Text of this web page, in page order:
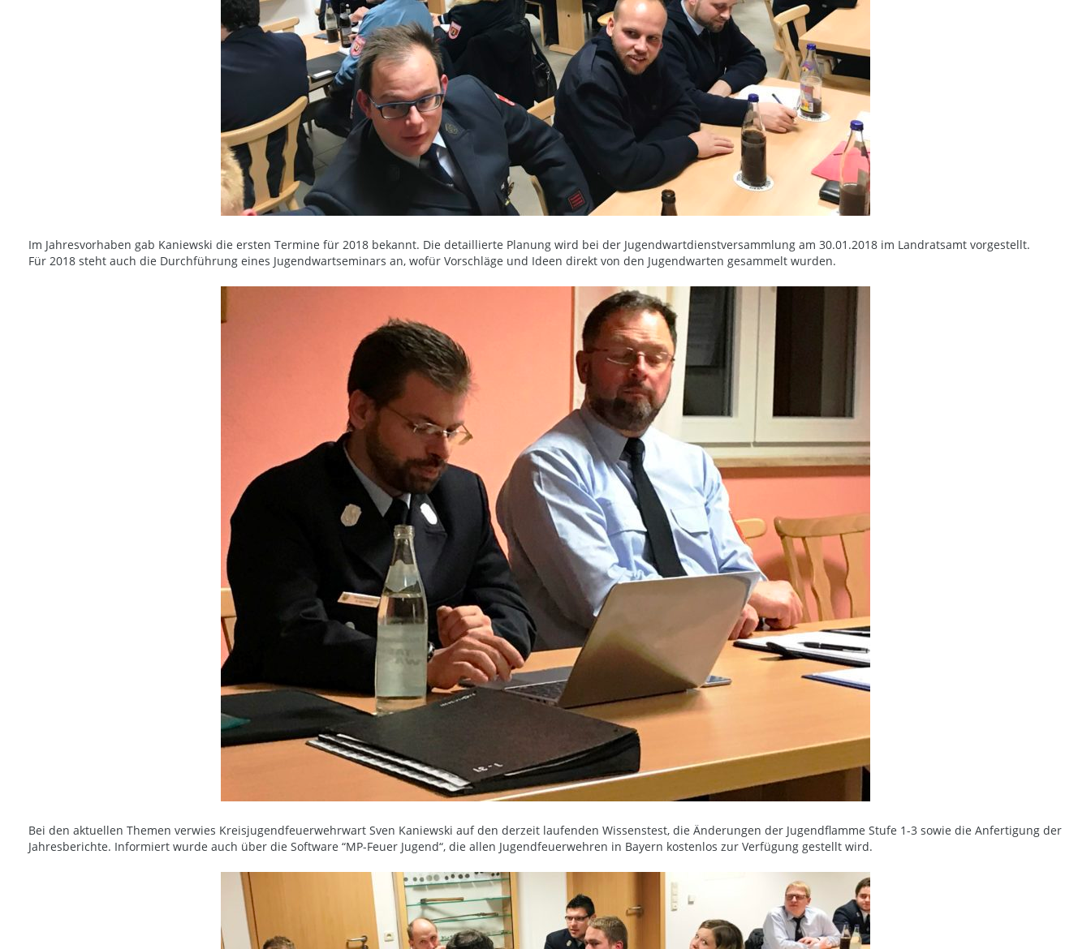
Im Jahresvorhaben gab Kaniewski die ersten Termine für 2018 bekannt. Die detaillierte Planung wird bei der Jugendwartdienstversammlung am 30.01.2018 im Landratsamt vorgestellt.
Für 2018 steht auch die Durchführung eines Jugendwartseminars an, wofür Vorschläge und Ideen direkt von den Jugendwarten gesammelt wurden.
Bei den aktuellen Themen verwies Kreisjugendfeuerwehrwart Sven Kaniewski auf den derzeit laufenden Wissenstest, die Änderungen der Jugendflamme Stufe 1-3 sowie die Anfertigung der
Jahresberichte. Informiert wurde auch über die Software “MP-Feuer Jugend“, die allen Jugendfeuerwehren in Bayern kostenlos zur Verfügung gestellt wird.